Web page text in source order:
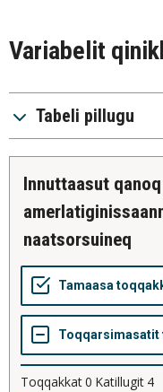
Variabelit
Tabeli pillugu
innuttaasut qanoq
naatsorsuineq
Toqqakkat0 Katillugit 4